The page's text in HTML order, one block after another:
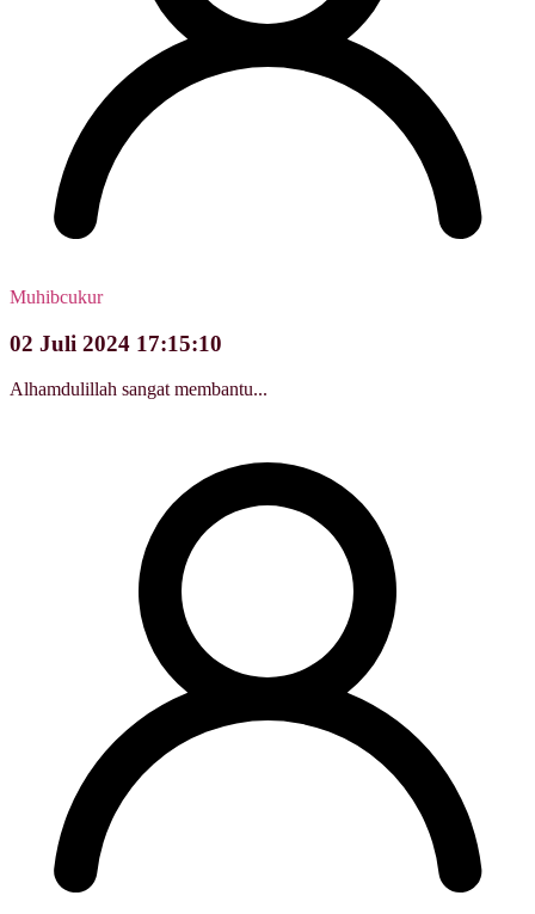
Muhibcukur
02 Juli 2024 17:15:10
Alhamdulillah sangat membantu...